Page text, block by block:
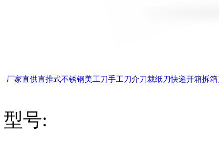
厂家直供直推式不锈钢美工刀手工刀介刀裁纸刀快递开箱拆
型号: